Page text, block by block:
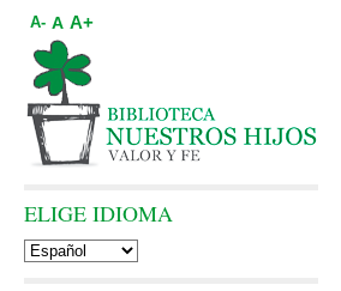
A- A A+
ELIGE IDIOMA